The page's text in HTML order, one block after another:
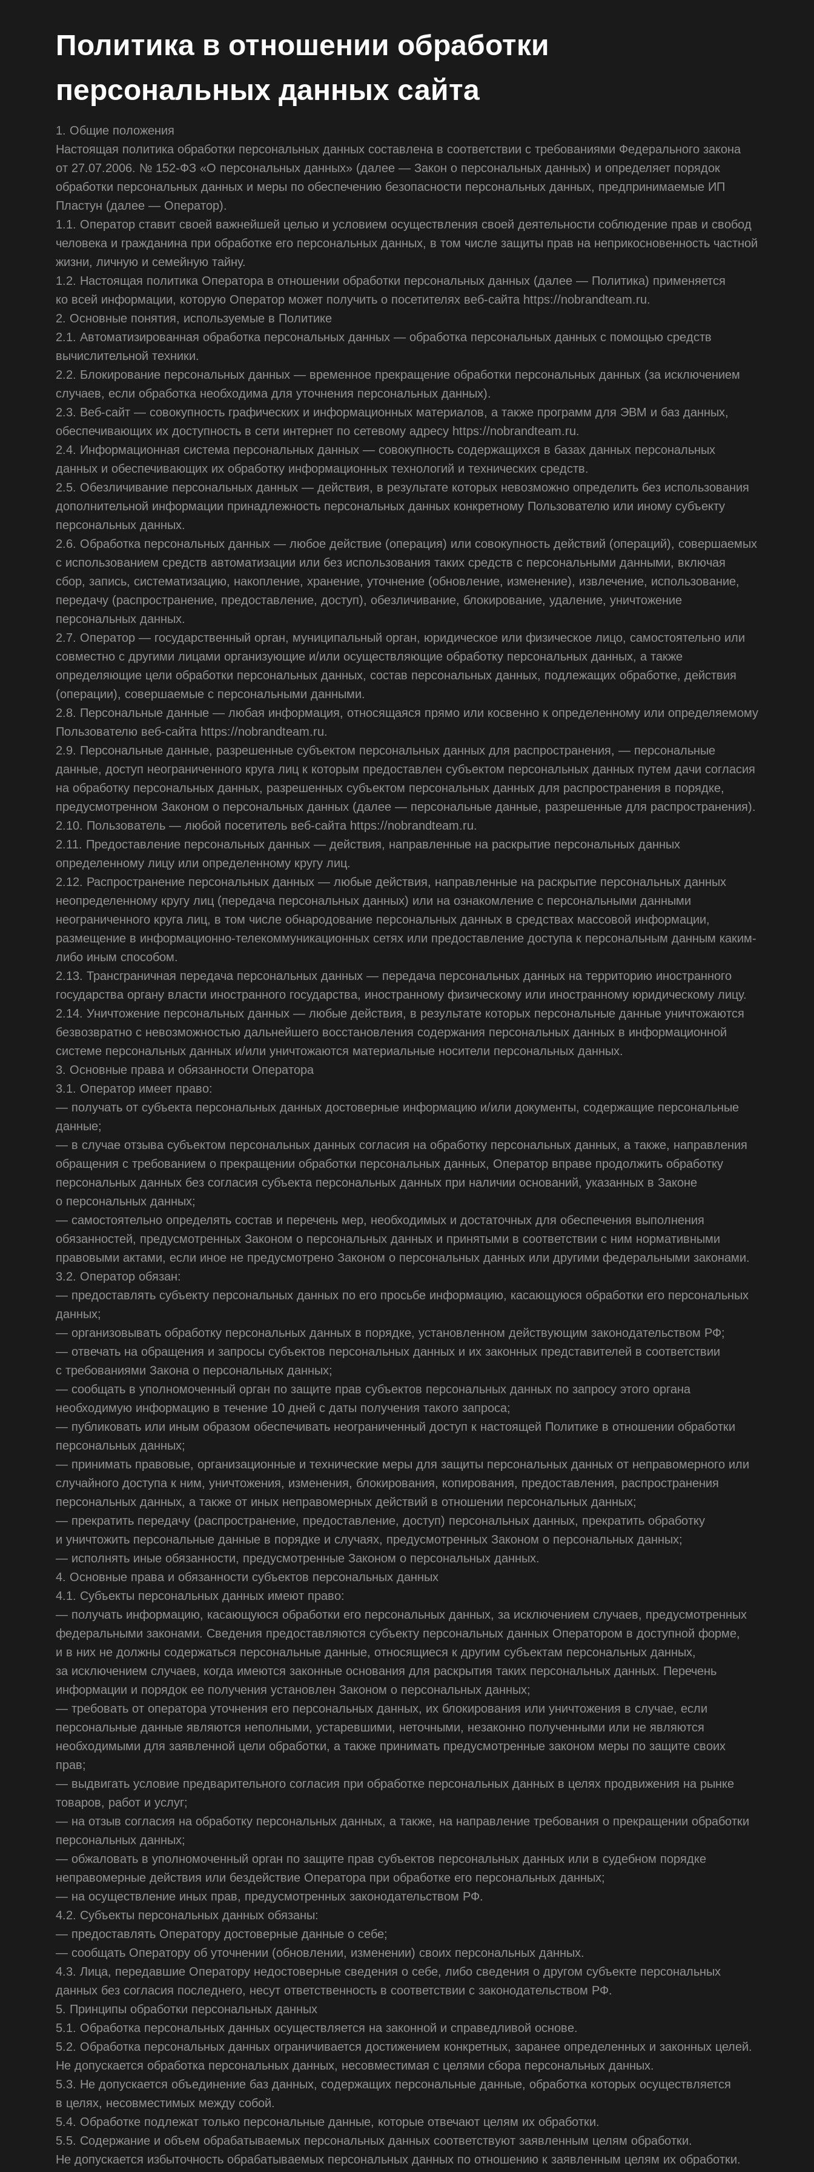
Политика в отношении обработки
персональных данных сайта
1. Общие положения
Настоящая политика обработки персональных данных составлена в соответствии с требованиями Федерального закона
от 27.07.2006. № 152-ФЗ «О персональных данных» (далее — Закон о персональных данных) и определяет порядок
обработки персональных данных и меры по обеспечению безопасности персональных данных, предпринимаемые ИП
Пластун (далее — Оператор).
1.1. Оператор ставит своей важнейшей целью и условием осуществления своей деятельности соблюдение прав и свобод
человека и гражданина при обработке его персональных данных, в том числе защиты прав на неприкосновенность частной
жизни, личную и семейную тайну.
1.2. Настоящая политика Оператора в отношении обработки персональных данных (далее — Политика) применяется
ко всей информации, которую Оператор может получить о посетителях веб-сайта https://nobrandteam.ru.
2. Основные понятия, используемые в Политике
2.1. Автоматизированная обработка персональных данных — обработка персональных данных с помощью средств
вычислительной техники.
2.2. Блокирование персональных данных — временное прекращение обработки персональных данных (за исключением
случаев, если обработка необходима для уточнения персональных данных).
2.3. Веб-сайт — совокупность графических и информационных материалов, а также программ для ЭВМ и баз данных,
обеспечивающих их доступность в сети интернет по сетевому адресу https://nobrandteam.ru.
2.4. Информационная система персональных данных — совокупность содержащихся в базах данных персональных
данных и обеспечивающих их обработку информационных технологий и технических средств.
2.5. Обезличивание персональных данных — действия, в результате которых невозможно определить без использования
дополнительной информации принадлежность персональных данных конкретному Пользователю или иному субъекту
персональных данных.
2.6. Обработка персональных данных — любое действие (операция) или совокупность действий (операций), совершаемых
с использованием средств автоматизации или без использования таких средств с персональными данными, включая
сбор, запись, систематизацию, накопление, хранение, уточнение (обновление, изменение), извлечение, использование,
передачу (распространение, предоставление, доступ), обезличивание, блокирование, удаление, уничтожение
персональных данных.
2.7. Оператор — государственный орган, муниципальный орган, юридическое или физическое лицо, самостоятельно или
совместно с другими лицами организующие и/или осуществляющие обработку персональных данных, а также
определяющие цели обработки персональных данных, состав персональных данных, подлежащих обработке, действия
(операции), совершаемые с персональными данными.
2.8. Персональные данные — любая информация, относящаяся прямо или косвенно к определенному или определяемому
Пользователю веб-сайта https://nobrandteam.ru.
2.9. Персональные данные, разрешенные субъектом персональных данных для распространения, — персональные
данные, доступ неограниченного круга лиц к которым предоставлен субъектом персональных данных путем дачи согласия
на обработку персональных данных, разрешенных субъектом персональных данных для распространения в порядке,
предусмотренном Законом о персональных данных (далее — персональные данные, разрешенные для распространения).
2.10. Пользователь — любой посетитель веб-сайта https://nobrandteam.ru.
2.11. Предоставление персональных данных — действия, направленные на раскрытие персональных данных
определенному лицу или определенному кругу лиц.
2.12. Распространение персональных данных — любые действия, направленные на раскрытие персональных данных
неопределенному кругу лиц (передача персональных данных) или на ознакомление с персональными данными
неограниченного круга лиц, в том числе обнародование персональных данных в средствах массовой информации,
размещение в информационно-телекоммуникационных сетях или предоставление доступа к персональным данным каким-
либо иным способом.
2.13. Трансграничная передача персональных данных — передача персональных данных на территорию иностранного
государства органу власти иностранного государства, иностранному физическому или иностранному юридическому лицу.
2.14. Уничтожение персональных данных — любые действия, в результате которых персональные данные уничтожаются
безвозвратно с невозможностью дальнейшего восстановления содержания персональных данных в информационной
системе персональных данных и/или уничтожаются материальные носители персональных данных.
3. Основные права и обязанности Оператора
3.1. Оператор имеет право:
— получать от субъекта персональных данных достоверные информацию и/или документы, содержащие персональные
данные;
— в случае отзыва субъектом персональных данных согласия на обработку персональных данных, а также, направления
обращения с требованием о прекращении обработки персональных данных, Оператор вправе продолжить обработку
персональных данных без согласия субъекта персональных данных при наличии оснований, указанных в Законе
о персональных данных;
— самостоятельно определять состав и перечень мер, необходимых и достаточных для обеспечения выполнения
обязанностей, предусмотренных Законом о персональных данных и принятыми в соответствии с ним нормативными
правовыми актами, если иное не предусмотрено Законом о персональных данных или другими федеральными законами.
3.2. Оператор обязан:
— предоставлять субъекту персональных данных по его просьбе информацию, касающуюся обработки его персональных
данных;
— организовывать обработку персональных данных в порядке, установленном действующим законодательством РФ;
— отвечать на обращения и запросы субъектов персональных данных и их законных представителей в соответствии
с требованиями Закона о персональных данных;
— сообщать в уполномоченный орган по защите прав субъектов персональных данных по запросу этого органа
необходимую информацию в течение 10 дней с даты получения такого запроса;
— публиковать или иным образом обеспечивать неограниченный доступ к настоящей Политике в отношении обработки
персональных данных;
— принимать правовые, организационные и технические меры для защиты персональных данных от неправомерного или
случайного доступа к ним, уничтожения, изменения, блокирования, копирования, предоставления, распространения
персональных данных, а также от иных неправомерных действий в отношении персональных данных;
— прекратить передачу (распространение, предоставление, доступ) персональных данных, прекратить обработку
и уничтожить персональные данные в порядке и случаях, предусмотренных Законом о персональных данных;
— исполнять иные обязанности, предусмотренные Законом о персональных данных.
4. Основные права и обязанности субъектов персональных данных
4.1. Субъекты персональных данных имеют право:
— получать информацию, касающуюся обработки его персональных данных, за исключением случаев, предусмотренных
федеральными законами. Сведения предоставляются субъекту персональных данных Оператором в доступной форме,
и в них не должны содержаться персональные данные, относящиеся к другим субъектам персональных данных,
за исключением случаев, когда имеются законные основания для раскрытия таких персональных данных. Перечень
информации и порядок ее получения установлен Законом о персональных данных;
— требовать от оператора уточнения его персональных данных, их блокирования или уничтожения в случае, если
персональные данные являются неполными, устаревшими, неточными, незаконно полученными или не являются
необходимыми для заявленной цели обработки, а также принимать предусмотренные законом меры по защите своих
прав;
— выдвигать условие предварительного согласия при обработке персональных данных в целях продвижения на рынке
товаров, работ и услуг;
— на отзыв согласия на обработку персональных данных, а также, на направление требования о прекращении обработки
персональных данных;
— обжаловать в уполномоченный орган по защите прав субъектов персональных данных или в судебном порядке
неправомерные действия или бездействие Оператора при обработке его персональных данных;
— на осуществление иных прав, предусмотренных законодательством РФ.
4.2. Субъекты персональных данных обязаны:
— предоставлять Оператору достоверные данные о себе;
— сообщать Оператору об уточнении (обновлении, изменении) своих персональных данных.
4.3. Лица, передавшие Оператору недостоверные сведения о себе, либо сведения о другом субъекте персональных
данных без согласия последнего, несут ответственность в соответствии с законодательством РФ.
5. Принципы обработки персональных данных
5.1. Обработка персональных данных осуществляется на законной и справедливой основе.
5.2. Обработка персональных данных ограничивается достижением конкретных, заранее определенных и законных целей.
Не допускается обработка персональных данных, несовместимая с целями сбора персональных данных.
5.3. Не допускается объединение баз данных, содержащих персональные данные, обработка которых осуществляется
в целях, несовместимых между собой.
5.4. Обработке подлежат только персональные данные, которые отвечают целям их обработки.
5.5. Содержание и объем обрабатываемых персональных данных соответствуют заявленным целям обработки.
Не допускается избыточность обрабатываемых персональных данных по отношению к заявленным целям их обработки.